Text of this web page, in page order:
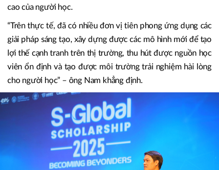
phải liên tục đổi mới. Các xu hướng như ứng dụng công
chất lượng giảng viên, cải thiện dịch vụ hỗ trợ học viên và
triển khai các chương trình học bổng hỗ trợ tài chính đang
trở thành giải pháp tối ưu để đáp ứng nhu cầu ngày càng
cao của người học.
“Trên thực tế, đã có nhiều đơn vị tiên phong ứng dụng các
giải pháp sáng tạo, xây dựng được các mô hình mới để tạo
lợi thế cạnh tranh trên thị trường, thu hút được nguồn học
viên ổn định và tạo được môi trường trải nghiệm hài lòng
cho người học” – ông Nam khẳng định.